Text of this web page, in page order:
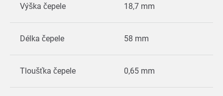
Výška čepele 18,7 mm
Délka čepele 58 mm
Tloušťka čepele 0,65 mm